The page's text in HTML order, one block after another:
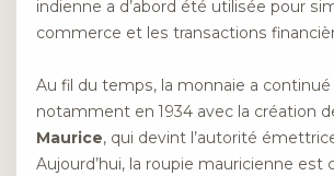
indienne a d’abord été utilisée pour
commerce et les transactions
Au fil du temps, la monnaie a continué
notamment en 1934 avec la création
Maurice, qui devint l’autorité
Aujourd’hui, la roupie mauricienne est